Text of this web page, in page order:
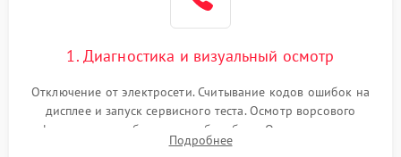
1. Диагностика и визуальный осмотр
Отключение от электросети. Считывание кодов ошибок на
дисплее и запуск сервисного теста. Осмотр ворсового
фильтра, теплообменника и барабана. Опрос клиента о
неисправностях (не сушит, не крутит барабан, сильно шумит
Подробнее